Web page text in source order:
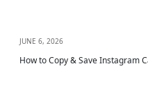
JUNE 6, 2026
How to Copy & Save Instagram